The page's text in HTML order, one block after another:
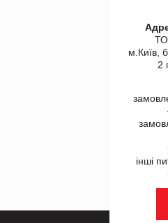
м.Київ,
2
інші